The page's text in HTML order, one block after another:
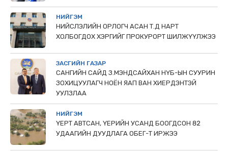
НИЙГЭМ
НИЙСЛЭЛИЙН ОРЛОГЧ АСАН Т.Д НАРТ
ХОЛБОГДОХ ХЭРГИЙГ ПРОКУРОРТ ШИЛЖҮҮЛЖЭЭ
ЗАСГИЙН ГАЗАР
САНГИЙН САЙД З.МЭНДСАЙХАН НҮБ-ЫН СУУРИН
ЗОХИЦУУЛАГЧ НОЁН ЯАП ВАН ХИЕРДЭНТЭЙ
УУЛЗЛАА
НИЙГЭМ
ҮЕРТ АВТСАН, ҮЕРИЙН УСАНД БООГДСОН 82
УДААГИЙН ДУУДЛАГА ОБЕГ-Т ИРЖЭЭ